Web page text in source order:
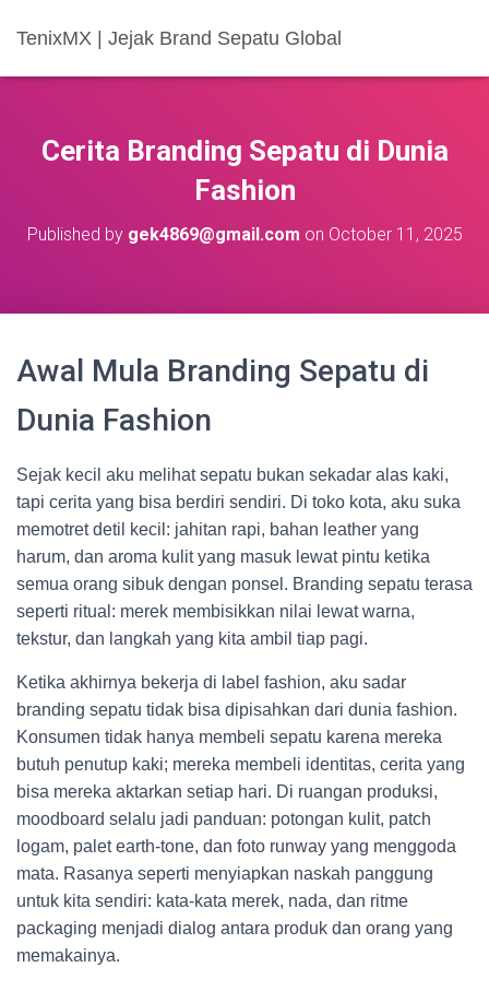
TenixMX | Jejak Brand Sepatu Global
Cerita Branding Sepatu di Dunia
Fashion
Published by gek4869@gmail.com on October 11, 2025
Awal Mula Branding Sepatu di
Dunia Fashion
Sejak kecil aku melihat sepatu bukan sekadar alas kaki,
tapi cerita yang bisa berdiri sendiri. Di toko kota, aku suka
memotret detil kecil: jahitan rapi, bahan leather yang
harum, dan aroma kulit yang masuk lewat pintu ketika
semua orang sibuk dengan ponsel. Branding sepatu terasa
seperti ritual: merek membisikkan nilai lewat warna,
tekstur, dan langkah yang kita ambil tiap pagi.
Ketika akhirnya bekerja di label fashion, aku sadar
branding sepatu tidak bisa dipisahkan dari dunia fashion.
Konsumen tidak hanya membeli sepatu karena mereka
butuh penutup kaki; mereka membeli identitas, cerita yang
bisa mereka aktarkan setiap hari. Di ruangan produksi,
moodboard selalu jadi panduan: potongan kulit, patch
logam, palet earth-tone, dan foto runway yang menggoda
mata. Rasanya seperti menyiapkan naskah panggung
untuk kita sendiri: kata-kata merek, nada, dan ritme
packaging menjadi dialog antara produk dan orang yang
memakainya.